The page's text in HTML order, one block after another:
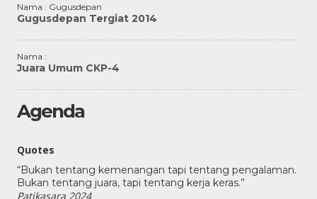
Nama : Gugusdepan
Gugusdepan Tergiat 2014
Nama :
Juara Umum CKP-4
Agenda
Quotes
“Bukan tentang kemenangan tapi tentang pengalaman.
Bukan tentang juara, tapi tentang kerja keras.”
Patikasara 2024